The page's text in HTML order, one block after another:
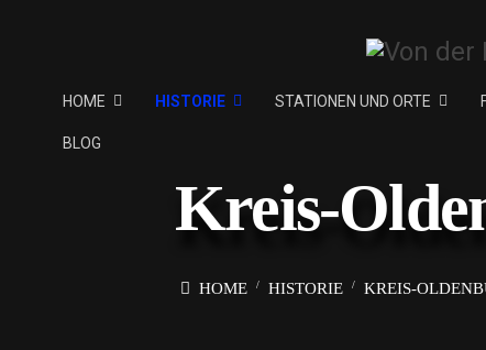
HOME HISTORIE STATIONEN UND ORTE
BLOG
Kreis-
HOME HISTORIE KREIS-